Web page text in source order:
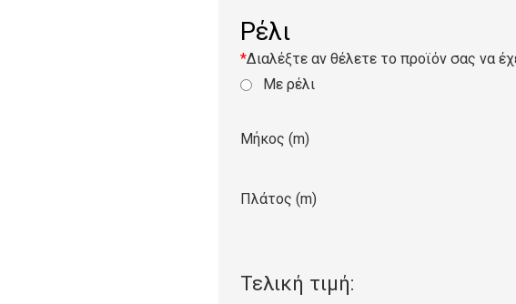
Ρέλι
*Διαλέξτε αν θέλετε το προϊόν σας να
Με ρέλι
Μήκος (m)
Πλάτος (m)
Τελική τιμή: